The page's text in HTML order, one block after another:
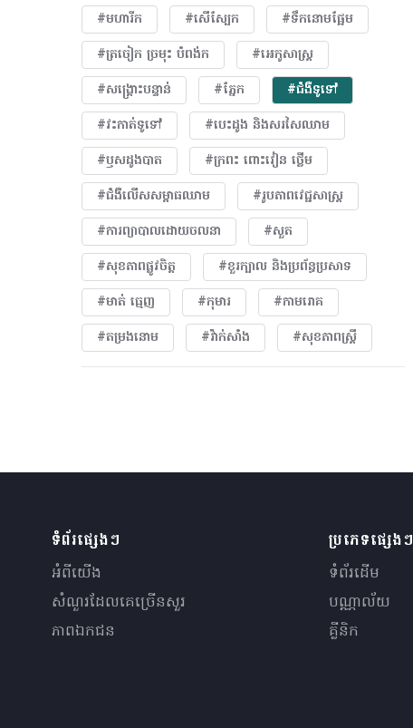
#មហារីក​
#សើស្បែក
#ទឹកនោមផ្អែម
#ត្រចៀក ច្រមុះ បំពង់ក
#អេកូសាស្រ្ត
#សង្គ្រោះបន្ទាន់
#ភ្នែក​
#ជំងឺទូទៅ
#វះកាត់ទូទៅ
#បេះដូង​ និងសរសៃឈាម
#ឫសដូងបាត
#ក្រពះ ពោះវៀន ថ្លើម
#ជំងឺលើសសម្ពាធឈាម
#​រូបភាពវេជ្ជសាស្រ្ត
#ការព្យាបាលដោយ​ចលនា
#សួត
#សុខភាពផ្លូវចិត្ត
#ខួរក្បាល និងប្រព័ន្ធប្រសាទ
#មាត់ ធ្មេញ
#កុមារ
#កាមរោគ
#តម្រងនោម
#វ៉ាក់សាំង #សុខភាពស្រ្តី
ទំព័រផ្សេងៗ
អំពីយើង
សំណួរ​ដែលគេ​ច្រើន​សួរ
ភាពឯកជន
ប្រភេទផ្សេងៗ
ទំព័រដើម
បណ្ណាល័យ
គ្លីនិក